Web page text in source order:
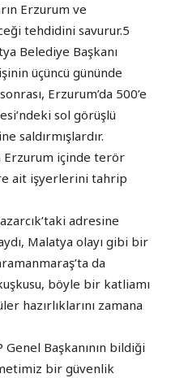
Erzurum ve
tehdidini savurur.5
Belediye Başkanı
üçüncü gününde
Erzurum’da 500’e
sol görüşlü
saldırmışlardır.
Erzurum içinde terör
ait işyerlerini tahrip
adresine
Malatya olayı gibi bir
da
böyle bir katliamı
hazırlıklarını zamana
Genel Başkanının bildiği
bir güvenlik